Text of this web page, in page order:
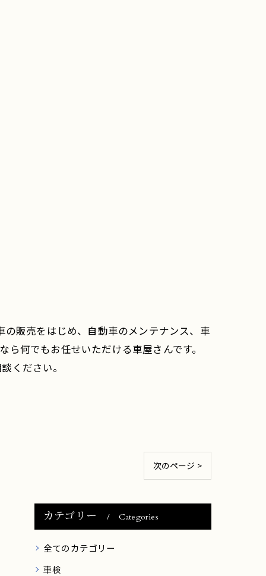
販売をはじめ、自動車のメンテナンス、車
何でもお任せいただける車屋さんです。
ください。
次のページ >
カテゴリー Categories
全てのカテゴリー
車検